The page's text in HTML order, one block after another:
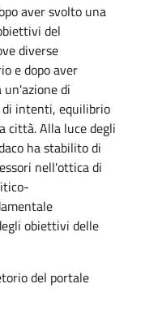
aver svolto una
del
diverse
e dopo aver
di
di intenti, equilibrio
città. Alla luce degli
ha stabilito di
nell'ottica di
obiettivi delle
del portale